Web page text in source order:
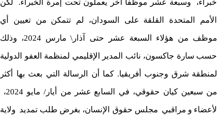
خبراء، وسبعة عشر موظفاً آخر يعملون تحت إمرة الخبراء. لكن
الأمم المتحدة القلقة على السودان، لم تتمكن من تعيين أي
موظف من هؤلاء السبعة عشر حتى آذار\ مارس 2024، وذلك
حسب سارة جاكسون، نائب المدير الإقليمي لمنظمة العفو الدولية
لمنطقة شرق وجنوب أفريقيا. كما أن الرسالة التي بعث بها أكثر
من سبعين كيان حقوقي، في السابع عشر من أيار/ مايو 2024،
لأعضاء و مراقبي مجلس حقوق الإنسان، بغرض طلب تمديد ولاية